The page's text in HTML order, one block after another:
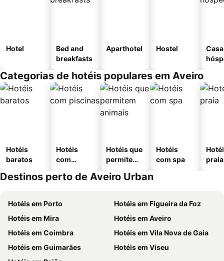
Hotel
Bed and
breakfasts
Aparthotel Hostel
Categorias de hotéis populares em Aveiro
Hotéis
baratos
Hotéis
com
Hotéis que
permitem
Hotéis
com spa
praia
Destinos perto de Aveiro Urban
Hotéis em Porto
Hotéis em Figueira da Foz
Hotéis em Mira
Hotéis em Aveiro
Hotéis em Coimbra
Hotéis em Vila Nova de Gaia
Hotéis em Guimarães
Hotéis em Viseu